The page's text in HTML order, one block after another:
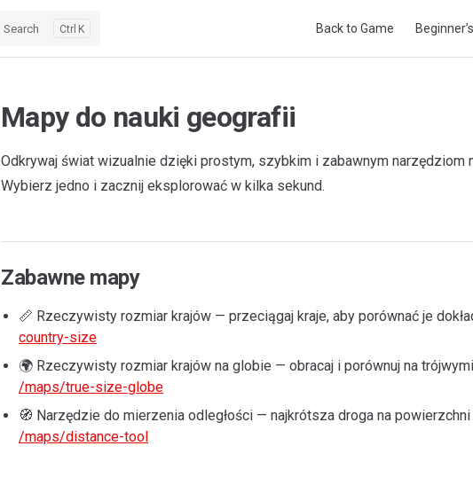
Search K Back to Game
Mapy do nauki geografii
Odkrywaj świat wizualnie dzięki prostym, szybkim i zabawnym narzędziom
Wybierz jedno i zacznij eksplorować w kilka sekund.
Zabawne mapy
📏 Rzeczywisty rozmiar krajów — przeciągaj kraje, aby porównać je
country-size
🌍 Rzeczywisty rozmiar krajów na globie — obracaj i porównuj na
/maps/true-size-globe
🧭 Narzędzie do mierzenia odległości — najkrótsza droga na powierzchni
/maps/distance-tool